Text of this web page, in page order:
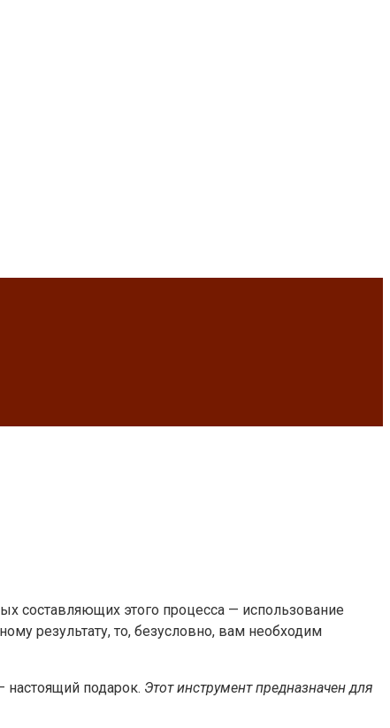
составляющих этого процесса — использование
результату, то, безусловно, вам необходим
настоящий подарок. Этот инструмент предназначен для